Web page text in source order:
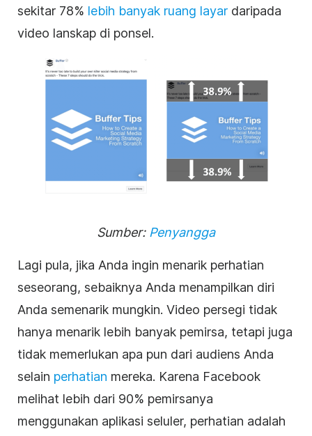
sekitar 78% lebih banyak ruang layar daripada
video lanskap di ponsel.
Sumber: Penyangga
Lagi pula, jika Anda ingin menarik perhatian
seseorang, sebaiknya Anda menampilkan diri
Anda semenarik mungkin. Video persegi tidak
hanya menarik lebih banyak pemirsa, tetapi juga
tidak memerlukan apa pun dari audiens Anda
selain perhatian mereka. Karena Facebook
melihat lebih dari 90% pemirsanya
menggunakan aplikasi seluler, perhatian adalah